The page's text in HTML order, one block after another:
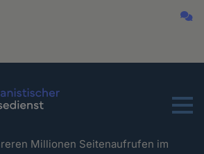
Menu
Millionen Seitenaufrufen im